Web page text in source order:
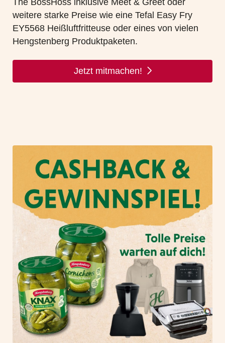
The BossHoss inklusive Meet & Greet oder
weitere starke Preise wie eine Tefal Easy Fry
EY5568 Heißluftfritteuse oder eines von vielen
Hengstenberg Produktpaketen.
Jetzt mitmachen!